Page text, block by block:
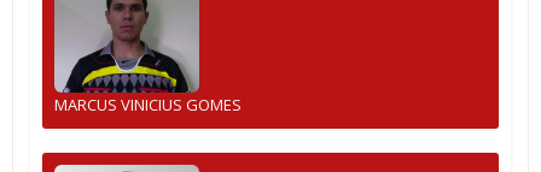
MARCUS VINICIUS GOMES